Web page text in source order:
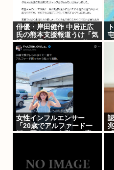
俳優・岸田健作 中居正広
氏の熊本支援報道うけ「気
遣いや優しさがハンパじゃ
ない」 中居氏との思い出
を回顧
女性インフルエンサー
「20歳でアルファード一
括で買えちゃう私って素